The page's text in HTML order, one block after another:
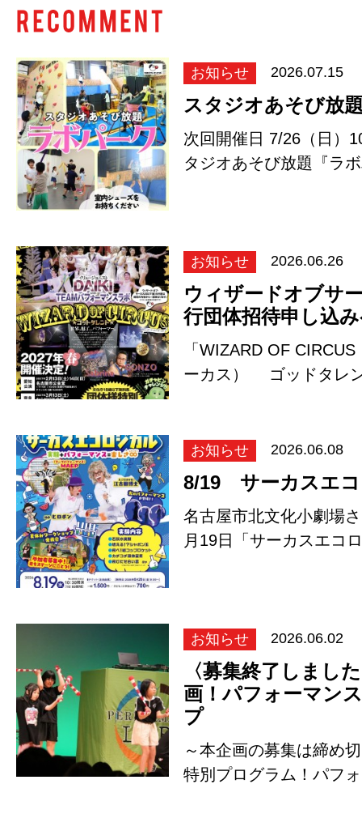
o
o
k
お知らせ 2026.07.15
スタジオあそび放
次回開催日 7/26（日）
タジオあそび放題『ラ
お知らせ 2026.06.26
ウィザードオブサ
行団体招待申し込
「WIZARD OF
ーカス） ゴッドタレ
お知らせ 2026.06.08
8/19 サーカスエ
名古屋市北文化小劇場
月19日「サーカスエコ
お知らせ 2026.06.02
〈募集終了しまし
画！パフォーマン
プ
～本企画の募集は締め
特別プログラム！パフ